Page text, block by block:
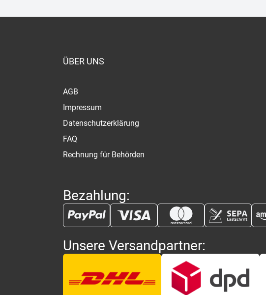
ÜBER UNS
AGB
Impressum
Datenschutzerklärung
FAQ
Rechnung für Behörden
Bezahlung:
Unsere Versandpartner: